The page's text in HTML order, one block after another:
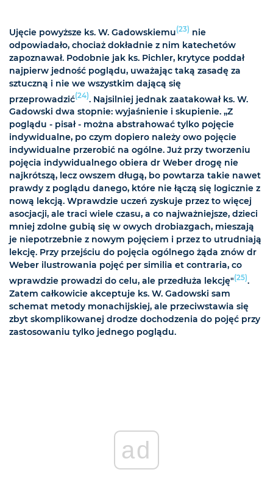
Ujęcie powyższe ks. W. Gadowskiemu(23) nie
odpowiadało, chociaż dokładnie z nim katechetów
zapoznawał. Podobnie jak ks. Pichler, krytyce poddał
najpierw jedność poglądu, uważając taką zasadę za
sztuczną i nie we wszystkim dającą się
przeprowadzić(24). Najsilniej jednak zaatakował ks. W.
Gadowski dwa stopnie: wyjaśnienie i skupienie. „Z
poglądu - pisał - można abstrahować tylko pojęcie
indywidualne, po czym dopiero należy owo pojęcie
indywidualne przerobić na ogólne. Już przy tworzeniu
pojęcia indywidualnego obiera dr Weber drogę nie
najkrótszą, lecz owszem długą, bo powtarza takie nawet
prawdy z poglądu danego, które nie łączą się logicznie z
nową lekcją. Wprawdzie uczeń zyskuje przez to więcej
asocjacji, ale traci wiele czasu, a co najważniejsze, dzieci
mniej zdolne gubią się w owych drobiazgach, mieszają
je niepotrzebnie z nowym pojęciem i przez to utrudniają
lekcję. Przy przejściu do pojęcia ogólnego żąda znów dr
Weber ilustrowania pojęć per similia et contraria, co
wprawdzie prowadzi do celu, ale przedłuża lekcję"(25).
Zatem całkowicie akceptuje ks. W. Gadowski sam
schemat metody monachijskiej, ale przeciwstawia się
zbyt skomplikowanej drodze dochodzenia do pojęć przy
zastosowaniu tylko jednego poglądu.
ad